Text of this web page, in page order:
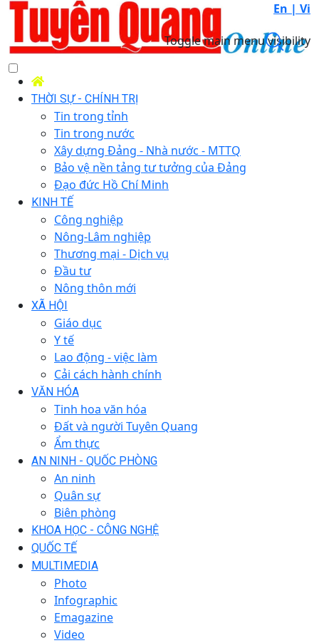
En | Vi
Toggle main menu visibility
THỜI SỰ - CHÍNH TRỊ
Tin trong tỉnh
Tin trong nước
Xây dựng Đảng - Nhà nước - MTTQ
Bảo vệ nền tảng tư tưởng của Đảng
Đạo đức Hồ Chí Minh
KINH TẾ
Công nghiệp
Nông-Lâm nghiệp
Thương mại - Dịch vụ
Đầu tư
Nông thôn mới
XÃ HỘI
Giáo dục
Y tế
Lao động - việc làm
Cải cách hành chính
VĂN HÓA
Tinh hoa văn hóa
Đất và người Tuyên Quang
Ẩm thực
AN NINH - QUỐC PHÒNG
An ninh
Quân sự
Biên phòng
KHOA HỌC - CÔNG NGHỆ
QUỐC TẾ
MULTIMEDIA
Photo
Infographic
Emagazine
Video